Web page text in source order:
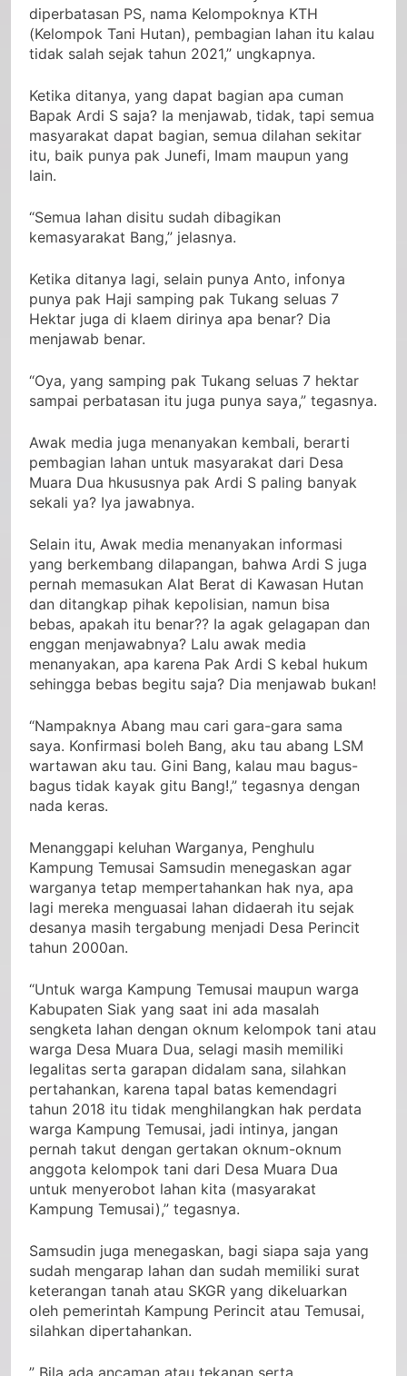
tani dari Desa Muara Dua kemasyarakat
diperbatasan PS, nama Kelompoknya KTH
(Kelompok Tani Hutan), pembagian lahan itu kalau
tidak salah sejak tahun 2021,” ungkapnya.
Ketika ditanya, yang dapat bagian apa cuman
Bapak Ardi S saja? Ia menjawab, tidak, tapi semua
masyarakat dapat bagian, semua dilahan sekitar
itu, baik punya pak Junefi, Imam maupun yang
“Semua lahan disitu sudah dibagikan
kemasyarakat Bang,” jelasnya.
Ketika ditanya lagi, selain punya Anto, infonya
punya pak Haji samping pak Tukang seluas 7
Hektar juga di klaem dirinya apa benar? Dia
menjawab benar.
“Oya, yang samping pak Tukang seluas 7 hektar
sampai perbatasan itu juga punya saya,” tegasnya.
Awak media juga menanyakan kembali, berarti
pembagian lahan untuk masyarakat dari Desa
Muara Dua hkususnya pak Ardi S paling banyak
sekali ya? Iya jawabnya.
Selain itu, Awak media menanyakan informasi
yang berkembang dilapangan, bahwa Ardi S juga
pernah memasukan Alat Berat di Kawasan Hutan
dan ditangkap pihak kepolisian, namun bisa
bebas, apakah itu benar?? Ia agak gelagapan dan
enggan menjawabnya? Lalu awak media
menanyakan, apa karena Pak Ardi S kebal hukum
sehingga bebas begitu saja? Dia menjawab bukan!
“Nampaknya Abang mau cari gara-gara sama
saya. Konfirmasi boleh Bang, aku tau abang LSM
wartawan aku tau. Gini Bang, kalau mau bagus-
bagus tidak kayak gitu Bang!,” tegasnya dengan
Menanggapi keluhan Warganya, Penghulu
Kampung Temusai Samsudin menegaskan agar
warganya tetap mempertahankan hak nya, apa
lagi mereka menguasai lahan didaerah itu sejak
desanya masih tergabung menjadi Desa Perincit
“Untuk warga Kampung Temusai maupun warga
Kabupaten Siak yang saat ini ada masalah
sengketa lahan dengan oknum kelompok tani atau
warga Desa Muara Dua, selagi masih memiliki
legalitas serta garapan didalam sana, silahkan
pertahankan, karena tapal batas kemendagri
tahun 2018 itu tidak menghilangkan hak perdata
warga Kampung Temusai, jadi intinya, jangan
pernah takut dengan gertakan oknum-oknum
anggota kelompok tani dari Desa Muara Dua
untuk menyerobot lahan kita (masyarakat
Kampung Temusai),” tegasnya.
Samsudin juga menegaskan, bagi siapa saja yang
sudah mengarap lahan dan sudah memiliki surat
keterangan tanah atau SKGR yang dikeluarkan
oleh pemerintah Kampung Perincit atau Temusai,
silahkan dipertahankan.